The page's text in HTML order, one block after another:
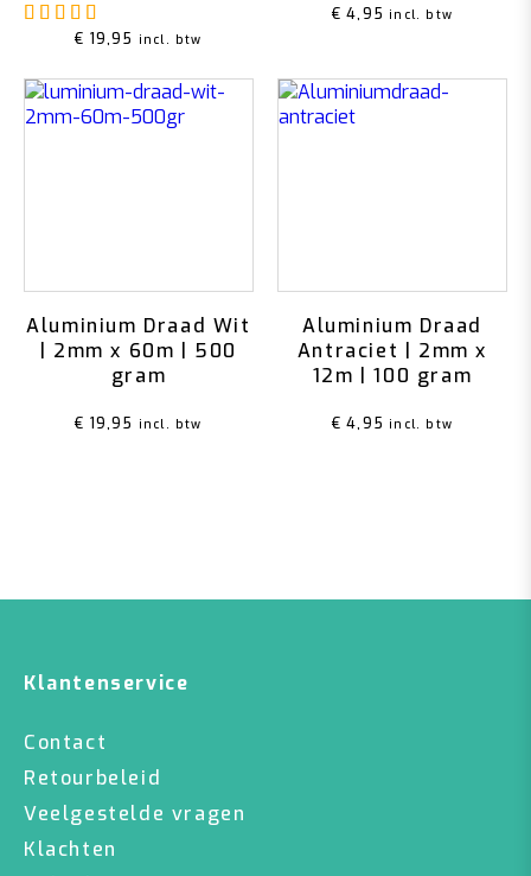
€ 19,95 incl. btw
€ 4,95 incl. btw
Aluminium Draad Wit
| 2mm x 60m | 500
gram
€ 19,95 incl. btw
Aluminium Draad
Antraciet | 2mm x
12m | 100 gram
€ 4,95 incl. btw
Klantenservice
Contact
Retourbeleid
Veelgestelde vragen
Klachten